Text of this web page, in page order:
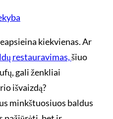
kiekvienas. Ar
restauravimas,šiuo
gali ženkliai
išvaizdą?
minkštuosiuos baldus